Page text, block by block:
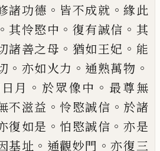
諸功德 。 皆不成就 。 緣此
。其怜愍中 。 復有誠信 。 其
諸善之母 。 猶如王妃 。 能
。 亦如火力 。 通熟萬物 。
月 。 於眾像中 。 最尊無
不滋益 。 怜愍誠信 。 於諸
復如是 。 怕愍誠信 。亦是
基址 。 通觀妙門 。亦復三